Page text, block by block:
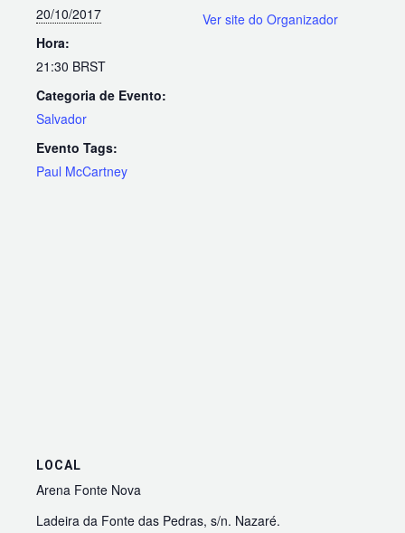
20/10/2017
Hora:
21:30 BRST
Categoria de Evento:
Salvador
Evento Tags:
Paul McCartney
Ver site do Organizador
LOCAL
Arena Fonte Nova
Ladeira da Fonte das Pedras, s/n. Nazaré.